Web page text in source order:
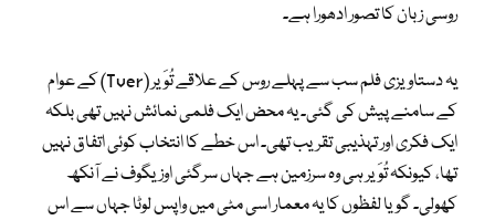
روسی زبان کا تصور ادھورا ہے۔
یہ دستاویزی فلم سب سے پہلے روس کے علاقے تُوَیر (Tver) کے عوام
کے سامنے پیش کی گئی۔ یہ محض ایک فلمی نمائش نہیں تھی بلکہ
ایک فکری اور تہذیبی تقریب تھی۔ اس خطے کا انتخاب کوئی اتفاق نہیں
تھا، کیونکہ تُوَیر ہی وہ سرزمین ہے جہاں سرگئی اوزیگوف نے آنکھ
کھولی۔ گویا لفظوں کا یہ معمار اسی مٹی میں واپس لوٹا جہاں سے اس